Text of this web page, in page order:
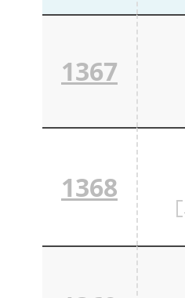
1367
1368